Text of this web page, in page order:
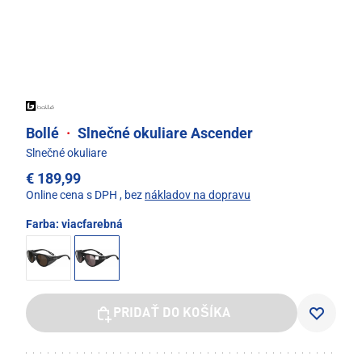
Bollé · Slnečné okuliare Ascender
Slnečné okuliare
€ 189,99
Online cena s DPH , bez nákladov na dopravu
Farba: viacfarebná
PRIDAŤ DO KOŠÍKA